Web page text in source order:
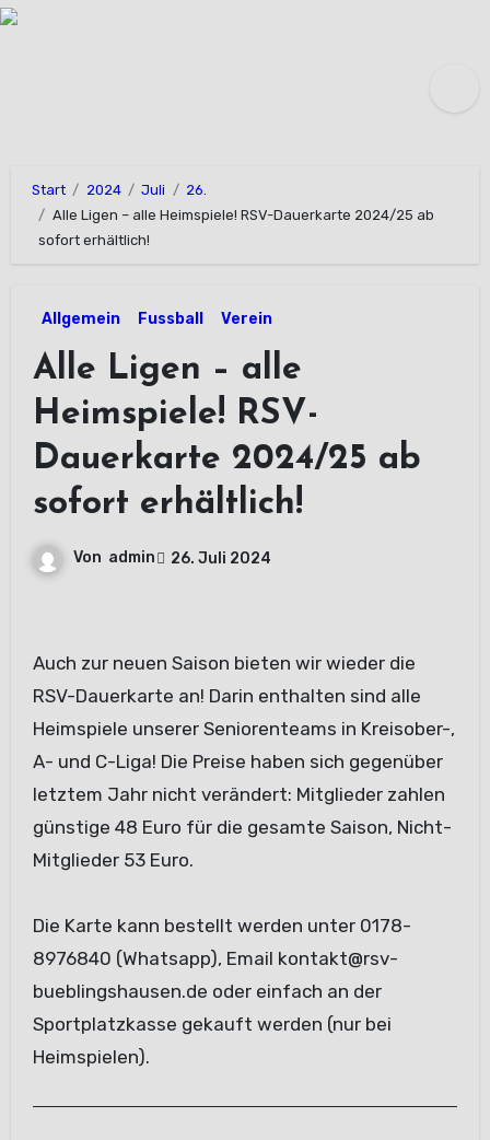
Zum
Start 2024 Juli
26.
Alle Ligen – alle Heimspiele! RSV-Dauerkarte 2024/25 ab
sofort erhältlich!
Allgemein Fussball Verein
Alle Ligen – alle
Heimspiele! RSV-
Dauerkarte 2024/25 ab
sofort erhältlich!
Von admin 26. Juli 2024
Auch zur neuen Saison bieten wir wieder die
RSV-Dauerkarte an! Darin enthalten sind alle
Heimspiele unserer Seniorenteams in Kreisober-,
A- und C-Liga! Die Preise haben sich gegenüber
letztem Jahr nicht verändert: Mitglieder zahlen
günstige 48 Euro für die gesamte Saison, Nicht-
Mitglieder 53 Euro.
Die Karte kann bestellt werden unter 0178-
8976840 (Whatsapp), Email kontakt@rsv-
bueblingshausen.de oder einfach an der
Sportplatzkasse gekauft werden (nur bei
Heimspielen).